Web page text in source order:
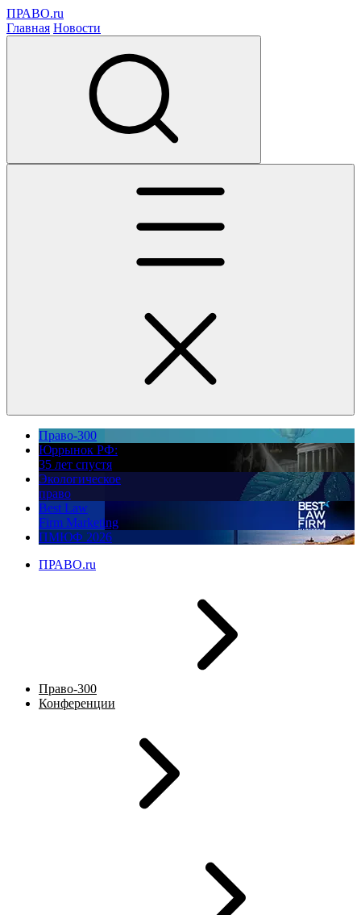
ПРАВО.ru
Главная Новости
Право-300
Юррынок РФ:
35 лет спустя
Экологическое
право
Best Law
Firm Marketing
ПМЮФ 2026
ПРАВО.ru
Право-300
Конференции